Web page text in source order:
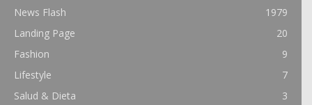
News Flash
1979
Landing Page
20
Fashion
9
Lifestyle
7
Salud & Dieta
3